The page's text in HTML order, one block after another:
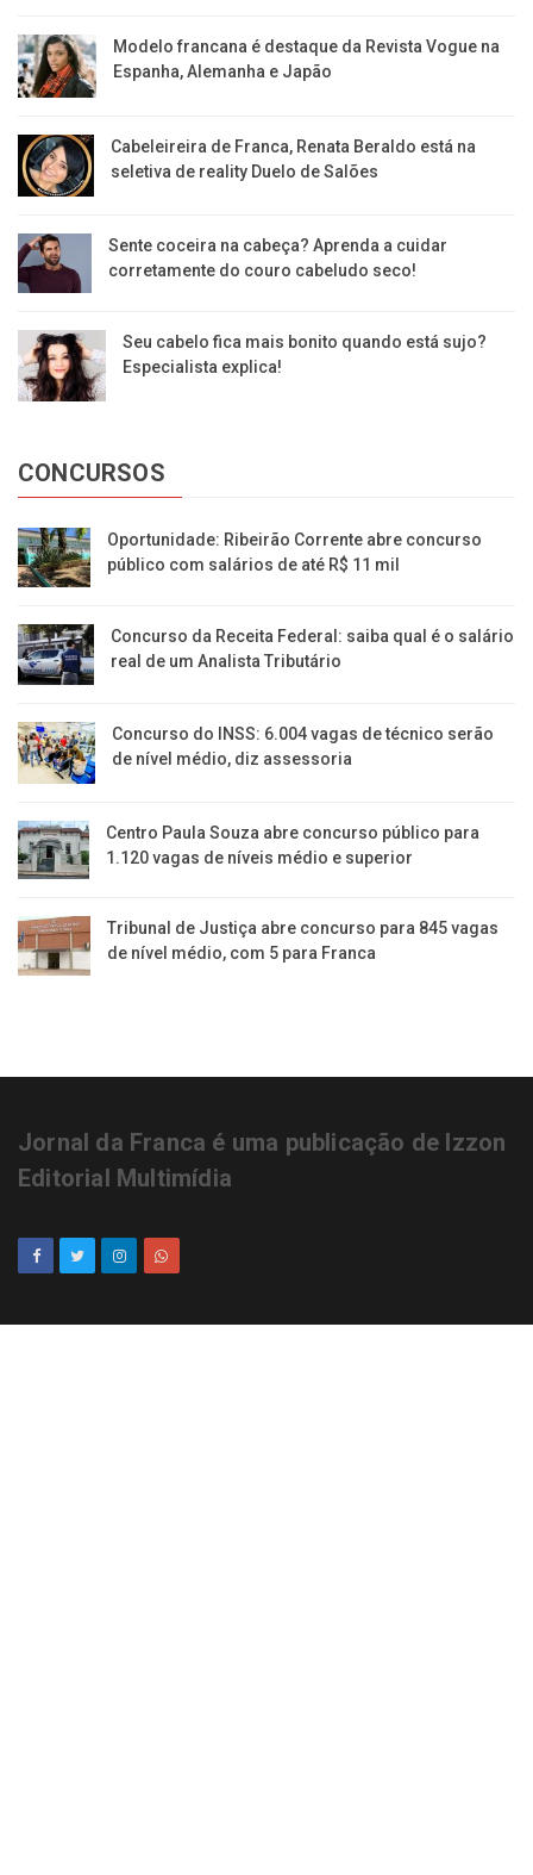
Modelo francana é destaque da Revista Vogue na
Espanha, Alemanha e Japão
Cabeleireira de Franca, Renata Beraldo está na
seletiva de reality Duelo de Salões
Sente coceira na cabeça? Aprenda a cuidar
corretamente do couro cabeludo seco!
Seu cabelo fica mais bonito quando está sujo?
Especialista explica!
CONCURSOS
Oportunidade: Ribeirão Corrente abre concurso
público com salários de até R$ 11 mil
Concurso da Receita Federal: saiba qual é o salário
real de um Analista Tributário
Concurso do INSS: 6.004 vagas de técnico serão
de nível médio, diz assessoria
Centro Paula Souza abre concurso público para
1.120 vagas de níveis médio e superior
Tribunal de Justiça abre concurso para 845 vagas
de nível médio, com 5 para Franca
Jornal da Franca é uma publicação de Izzon
Editorial Multimídia